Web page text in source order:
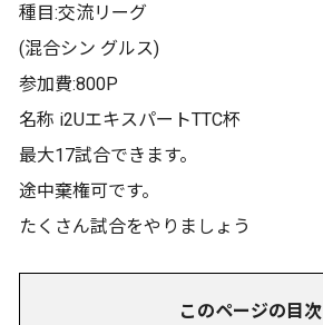
種目:交流リーグ
(混合シン グルス)
参加費:800P
名称 i2UエキスパートTTC杯
最大17試合できます。
途中棄権可です。
たくさん試合をやりましょう
このページの目次